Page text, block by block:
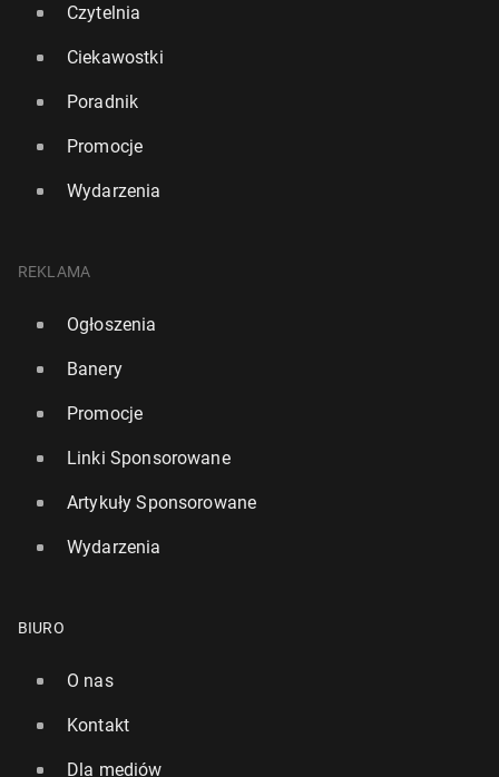
Czytelnia
Ciekawostki
Poradnik
Promocje
Wydarzenia
REKLAMA
Ogłoszenia
Banery
Promocje
Linki Sponsorowane
Artykuły Sponsorowane
Wydarzenia
BIURO
O nas
Kontakt
Dla mediów